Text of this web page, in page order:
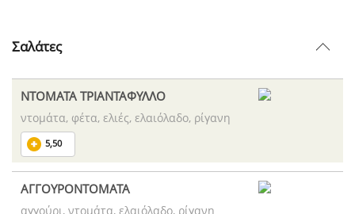
Σαλάτες
ΝΤΟΜΑΤΑ ΤΡΙΑΝΤΑΦΥΛΛΟ
ντομάτα, φέτα, ελιές, ελαιόλαδο, ρίγανη
5,50
ΑΓΓΟΥΡΟΝΤΟΜΑΤΑ
αγγούρι, ντομάτα, ελαιόλαδο, ρίγανη